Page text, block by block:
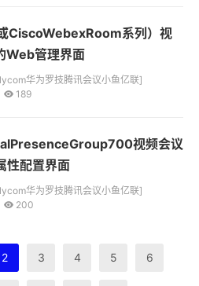
CiscoWebexRoom系列）视
Web管理界面
华为罗技腾讯会议小鱼亿联]
189
视频会议
性配置界面
华为罗技腾讯会议小鱼亿联]
200
2 3 4 5 6